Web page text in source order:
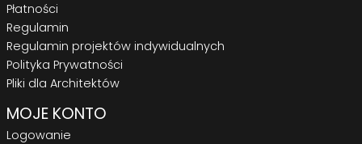
Płatności
Regulamin
Regulamin projektów indywidualnych
Polityka Prywatności
Pliki dla Architektów
MOJE KONTO
Logowanie